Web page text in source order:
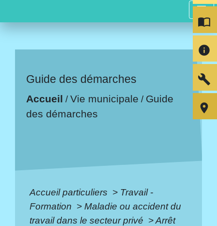
menu
Guide des démarches
Accueil /Vie municipale / Guide
des démarches
Accueil particuliers > Travail -
Formation > Maladie ou accident du
travail dans le secteur privé >Arrêt
import_contacts
info
build
room